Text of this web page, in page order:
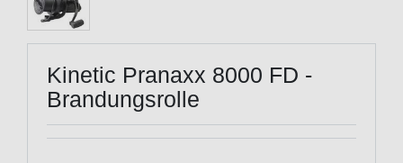
Kinetic Pranaxx 8000 FD -
Brandungsrolle